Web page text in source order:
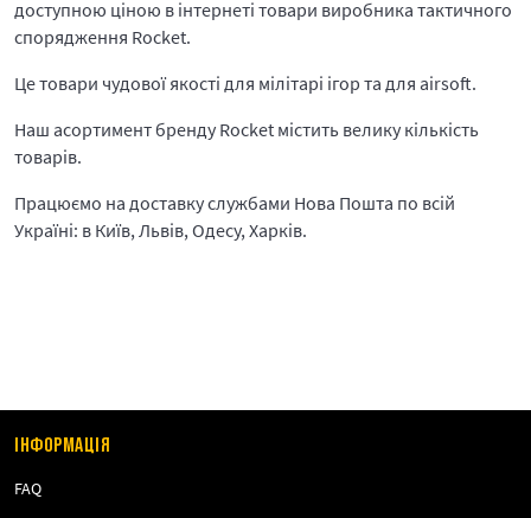
доступною ціною в інтернеті товари виробника тактичного
спорядження Rocket.
Це товари чудової якості для мілітарі ігор та для airsoft.
Наш асортимент бренду Rocket містить велику кількість
товарів.
Працюємо на доставку службами Нова Пошта по всій
Україні: в Київ, Львів, Одесу, Харків.
ІНФОРМАЦІЯ
FAQ